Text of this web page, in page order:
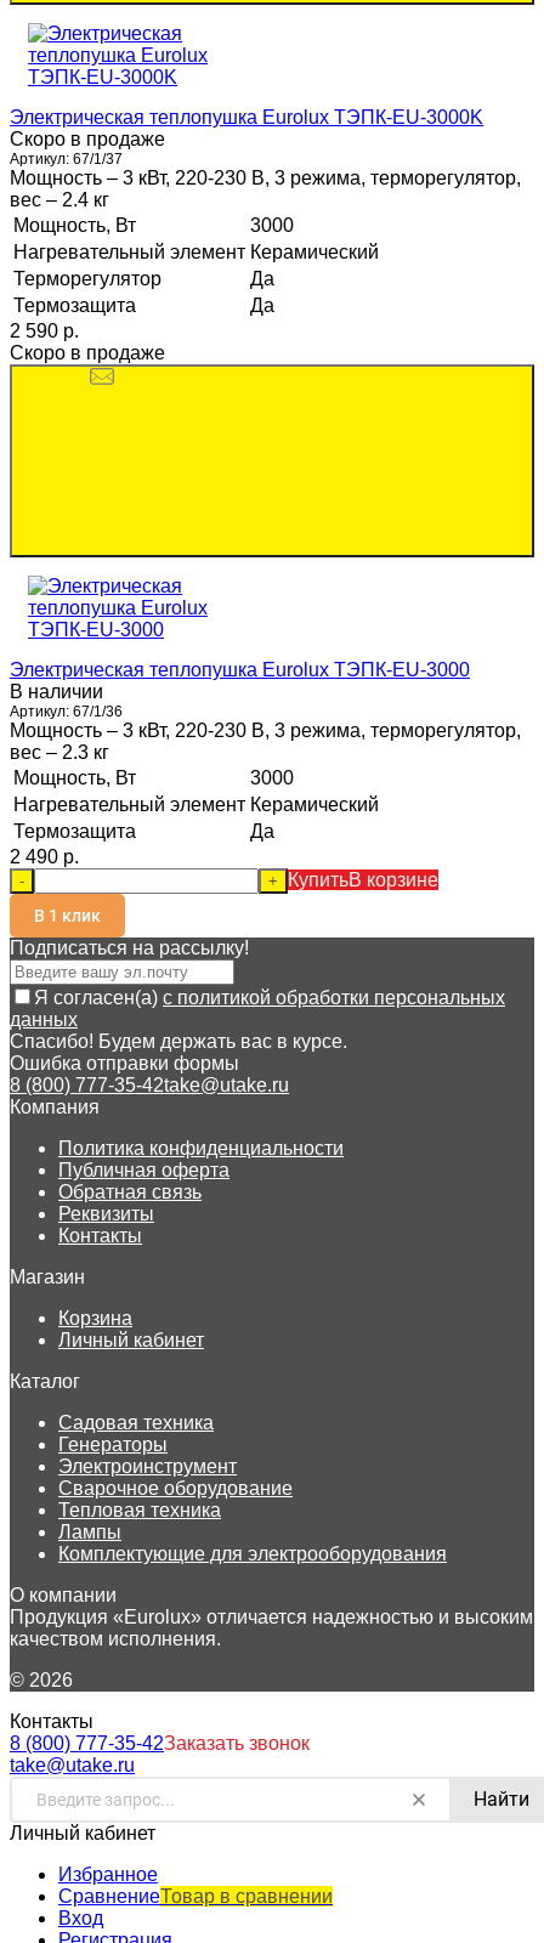
Электрическая теплопушка Eurolux ТЭПК-EU-3000K
Скоро в продаже
Артикул: 67/1/37
Мощность – 3 кВт, 220-230 В, 3 режима, терморегулятор,
вес – 2.4 кг
Мощность, Вт
3000
Нагревательный элемент Керамический
Терморегулятор
Да
Термозащита
Да
2 590 p.
Скоро в продаже
Электрическая теплопушка Eurolux ТЭПК-EU-3000
В наличии
Артикул: 67/1/36
Мощность – 3 кВт, 220-230 В, 3 режима, терморегулятор,
вес – 2.3 кг
Мощность, Вт
3000
Нагревательный элемент Керамический
Термозащита
Да
2 490 p.
- + КупитьВ корзине
В 1 клик
Подписаться на рассылкy!
Я согласен(a) с политикой обработки персональных
данных
Спасибо! Будем держать вас в курсе.
Ошибка отправки формы
8 (800) 777-35-42take@utake.ru
Компания
Политика конфиденциальности
Публичная оферта
Обратная связь
Реквизиты
Контакты
Магазин
Корзина
Личный кабинет
Каталог
Садовая техника
Генераторы
Электроинструмент
Сварочное оборудование
Тепловая техника
Лампы
Комплектующие для электрооборудования
О компании
Продукция «Eurolux» отличается надежностью и высоким
качеством исполнения.
© 2026
Контакты
8 (800) 777-35-42Заказать звонок
take@utake.ru
Найти
Личный кабинет
Избранное
СравнениеТовар в сравнении
Вход